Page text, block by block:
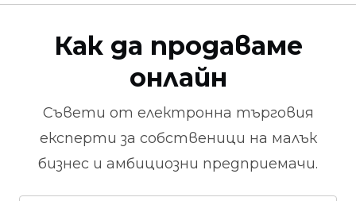
Как да продаваме
онлайн
Съвети от електронна търговия
експерти за собственици на малък
бизнес и амбициозни предприемачи.